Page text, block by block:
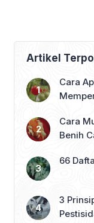
Artikel
Cara
Cara
Benih
66
3